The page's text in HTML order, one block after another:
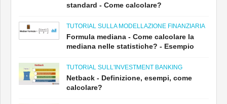
standard - Come calcolare?
TUTORIAL SULLA MODELLAZIONE FINANZIARIA
Formula mediana - Come calcolare la
mediana nelle statistiche? - Esempio
TUTORIAL SULL'INVESTMENT BANKING
Netback - Definizione, esempi, come
calcolare?